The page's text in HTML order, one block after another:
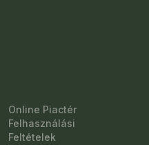
Online Piactér
Felhasználási
Feltételek